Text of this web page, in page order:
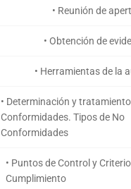
• Reunión de
• Obtención de
• Herramientas de la
• Determinación y
Conformidades. Tipos de No
Conformidades
• Puntos de Control y
Cumplimiento